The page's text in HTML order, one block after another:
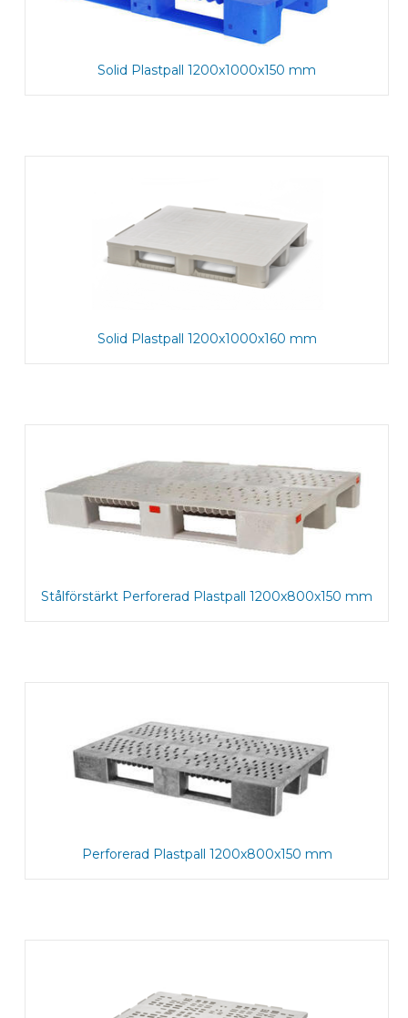
Solid Plastpall 1200x1000x150 mm
Solid Plastpall 1200x1000x160 mm
Stålförstärkt Perforerad Plastpall 1200x800x150 mm
Perforerad Plastpall 1200x800x150 mm